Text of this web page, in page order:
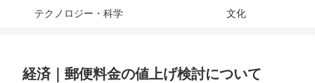
テクノロジー・科学 文化
経済｜郵便料金の値上げ検討について